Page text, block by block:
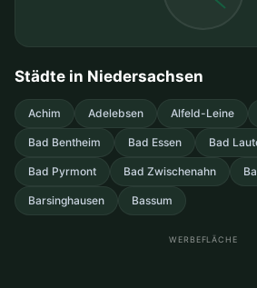
Städte in Niedersachsen
Achim Adelebsen Alfeld-Leine
Bad Bentheim Bad Essen Bad
Bad Pyrmont Bad Zwischenahn
Barsinghausen Bassum
WERBEFLÄCHE